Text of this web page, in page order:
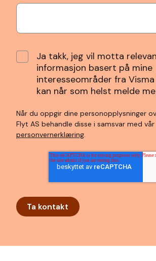
Ja takk, jeg vil motta
informasjon basert på mine
interesseområder fra Visma
kan når som helst melde
Når du oppgir dine personopplysninger
Flyt AS behandle disse i samsvar med vår
personvernerklæring.